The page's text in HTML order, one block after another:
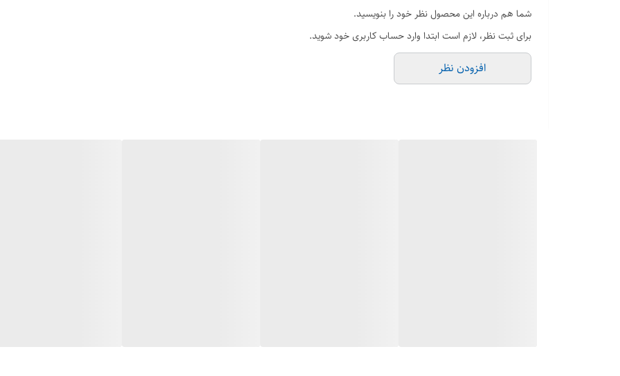
شما هم درباره این محصول نظر خود را بنویسید.
برای ثبت نظر، لازم است ابتدا وارد حساب کاربری خود شوید.
افزودن نظر